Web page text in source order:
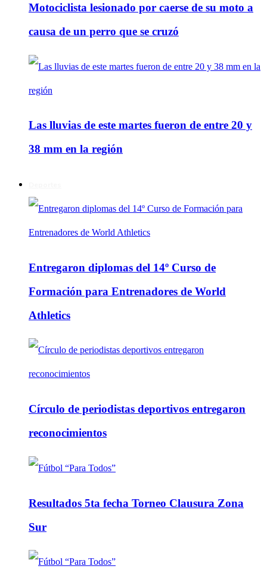
Motociclista lesionado por caerse de su moto a
causa de un perro que se cruzó
Las lluvias de este martes fueron de entre 20 y
38 mm en la región
Entregaron diplomas del 14º Curso de
Formación para Entrenadores de World
Athletics
Círculo de periodistas deportivos entregaron
reconocimientos
Resultados 5ta fecha Torneo Clausura Zona
Sur